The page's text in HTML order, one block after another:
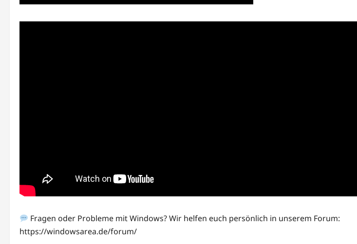
Fragen oder Probleme mit Windows? Wir helfen euch persönlich in unserem Forum:
https://windowsarea.de/forum/